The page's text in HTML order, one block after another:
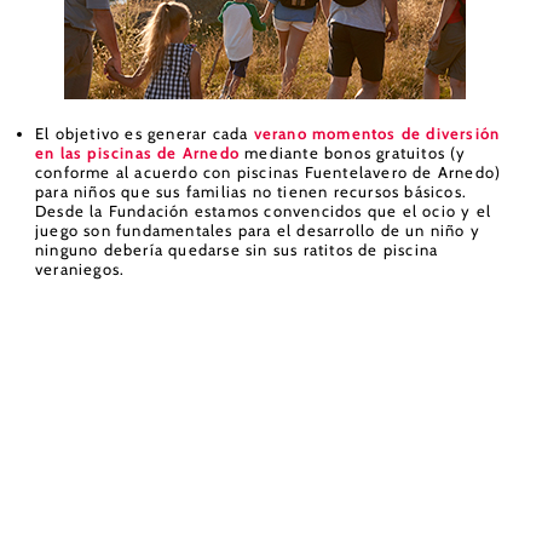
El objetivo es generar cada verano momentos de diversión
en las piscinas de Arnedo mediante bonos gratuitos (y
conforme al acuerdo con piscinas Fuentelavero de Arnedo)
para niños que sus familias no tienen recursos básicos.
Desde la Fundación estamos convencidos que el ocio y el
juego son fundamentales para el desarrollo de un niño y
ninguno debería quedarse sin sus ratitos de piscina
veraniegos.